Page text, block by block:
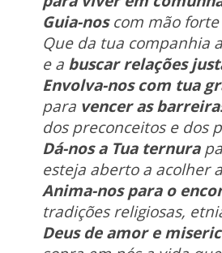
Guia-noscom mão forte
Que da tua companhia
e a buscar relações
Envolva-nos com tua
para vencer as
dos preconceitos e dos
Dá-nos a Tua ternura
esteja aberto a acolher
Anima-nos para o
tradições religiosas,
Deus de amor e